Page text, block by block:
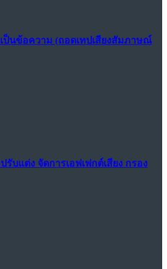
ป็นข้อความ (ถอดเทปเสียงสัมภาษณ์
รับแต่ง จัดการเอฟเฟกต์เสียง กรอง